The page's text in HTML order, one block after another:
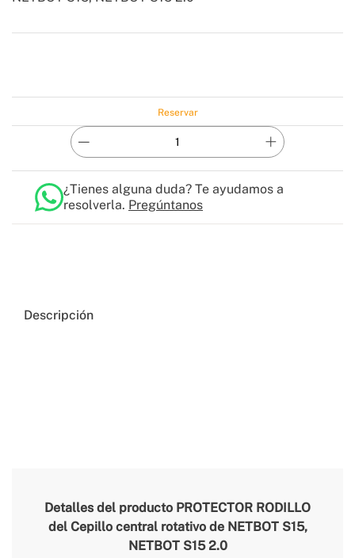
Create
¿Tienes alguna duda? Te ayudamos a
resolverla. Pregúntanos
Reservar
Descripción
Detalles del producto PROTECTOR RODILLO
del Cepillo central rotativo de NETBOT S15,
NETBOT S15 2.0